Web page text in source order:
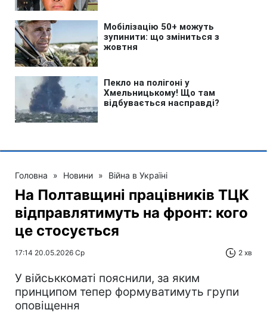
Головна » Новини » Війна в Україні
На Полтавщині працівників ТЦК
відправлятимуть на фронт: кого
це стосується
17:14 20.05.2026 Ср 2 хв
У військкоматі пояснили, за яким
принципом тепер формуватимуть групи
оповіщення